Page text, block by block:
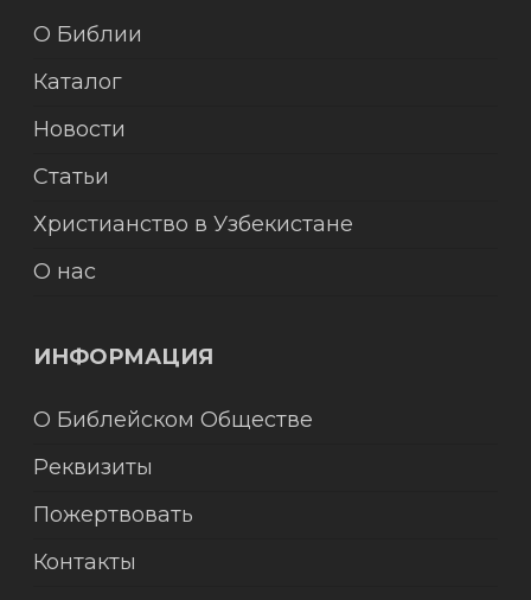
О Библии
Каталог
Новости
Статьи
Христианство в Узбекистане
О нас
ИНФОРМАЦИЯ
О Библейском Обществе
Реквизиты
Пожертвовать
Контакты